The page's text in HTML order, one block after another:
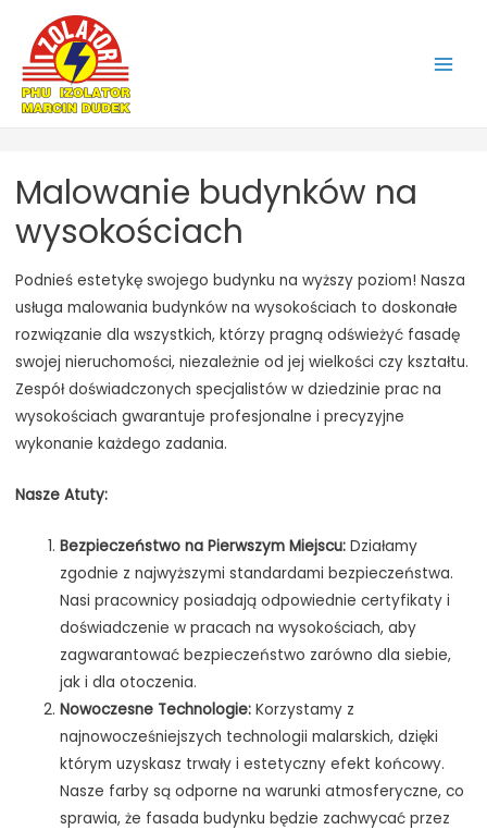
Malowanie budynków na
wysokościach
Podnieś estetykę swojego budynku na wyższy poziom! Nasza
usługa malowania budynków na wysokościach to doskonałe
rozwiązanie dla wszystkich, którzy pragną odświeżyć fasadę
swojej nieruchomości, niezależnie od jej wielkości czy kształtu.
Zespół doświadczonych specjalistów w dziedzinie prac na
wysokościach gwarantuje profesjonalne i precyzyjne
wykonanie każdego zadania.
Nasze Atuty:
Bezpieczeństwo na Pierwszym Miejscu:Działamy
zgodnie z najwyższymi standardami bezpieczeństwa.
Nasi pracownicy posiadają odpowiednie certyfikaty i
doświadczenie w pracach na wysokościach, aby
zagwarantować bezpieczeństwo zarówno dla siebie,
jak i dla otoczenia.
Nowoczesne Technologie:Korzystamy z
najnowocześniejszych technologii malarskich, dzięki
którym uzyskasz trwały i estetyczny efekt końcowy.
Nasze farby są odporne na warunki atmosferyczne, co
sprawia, że fasada budynku będzie zachwycać przez